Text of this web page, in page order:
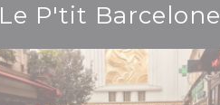
Le P'tit Barcelone